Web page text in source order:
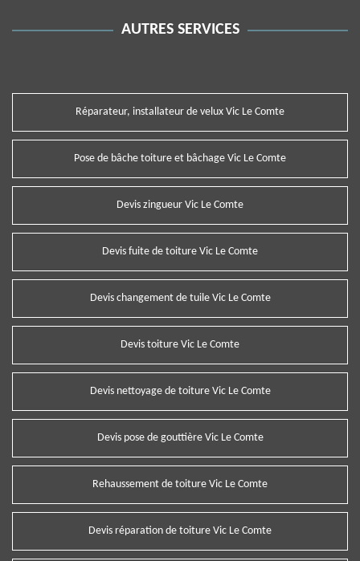
AUTRES SERVICES
Réparateur, installateur de velux Vic Le Comte
Pose de bâche toiture et bâchage Vic Le Comte
Devis zingueur Vic Le Comte
Devis fuite de toiture Vic Le Comte
Devis changement de tuile Vic Le Comte
Devis toiture Vic Le Comte
Devis nettoyage de toiture Vic Le Comte
Devis pose de gouttière Vic Le Comte
Rehaussement de toiture Vic Le Comte
Devis réparation de toiture Vic Le Comte